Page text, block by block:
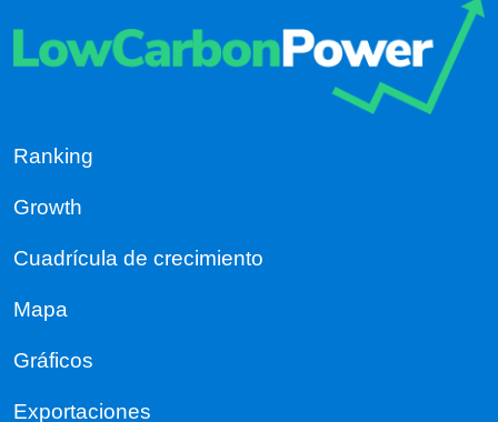
Ranking
Growth
Cuadrícula de crecimiento
Mapa
Gráficos
Exportaciones